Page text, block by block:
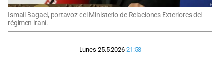
Ismail Bagaei, portavoz del Ministerio de Relaciones Exteriores del
régimen iraní.
Lunes 25.5.2026 21:58